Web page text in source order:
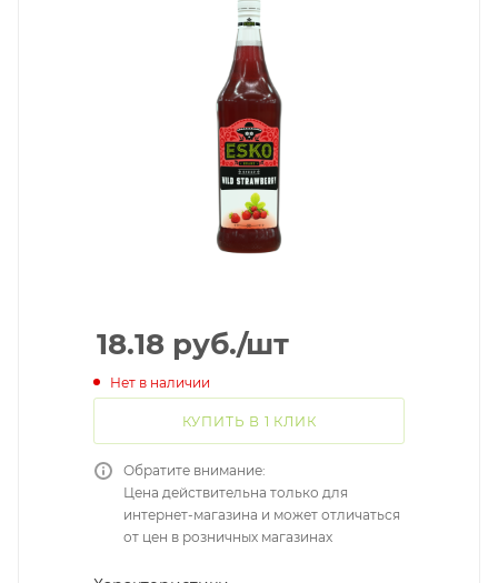
18.18 руб./шт
Нет в наличии
КУПИТЬ В 1 КЛИК
Обратите внимание:
Цена действительна только для
интернет-магазина и может отличаться
от цен в розничных магазинах